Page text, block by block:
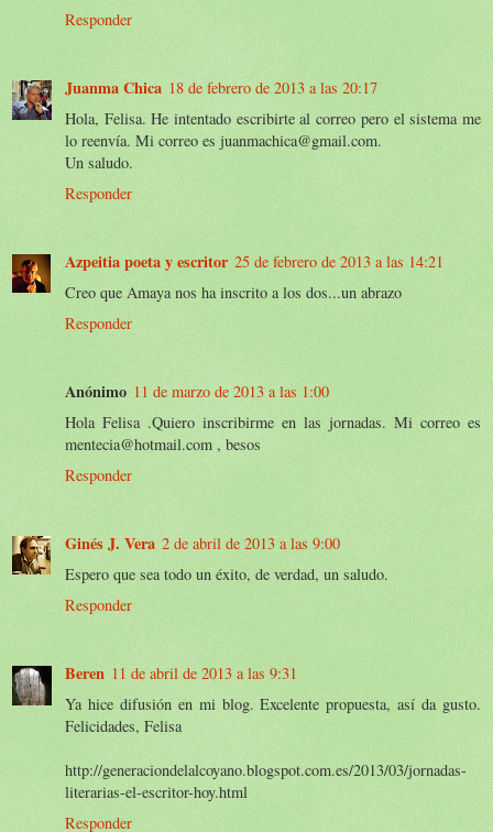
Responder
Juanma Chica 18 de febrero de 2013 a las 20:17
Hola, Felisa. He intentado escribirte al correo pero el sistema me
lo reenvía. Mi correo es juanmachica@gmail.com.
Un saludo.
Responder
Azpeitia poeta y escritor 25 de febrero de 2013 a las 14:21
Creo que Amaya nos ha inscrito a los dos...un abrazo
Responder
Anónimo 11 de marzo de 2013 a las 1:00
Hola Felisa .Quiero inscribirme en las jornadas. Mi correo es
mentecia@hotmail.com , besos
Responder
Ginés J. Vera 2 de abril de 2013 a las 9:00
Espero que sea todo un éxito, de verdad, un saludo.
Responder
Beren 11 de abril de 2013 a las 9:31
Ya hice difusión en mi blog. Excelente propuesta, así da gusto.
Felicidades, Felisa
http://generaciondelalcoyano.blogspot.com.es/2013/03/jornadas-
literarias-el-escritor-hoy.html
Responder